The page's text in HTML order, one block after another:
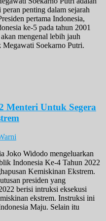
penting dalam sejarah
pertama Indonesia,
ke-5 pada tahun 2001
mengenal lebih jauh
Soekarno Putri.
Menteri Untuk Segera
Joko Widodo mengeluarkan
Indonesia Ke-4 Tahun 2022
Kemiskinan Ekstrem.
presiden yang
berisi intruksi eksekusi
ekstrem. Instruksi ini
Maju. Selain itu